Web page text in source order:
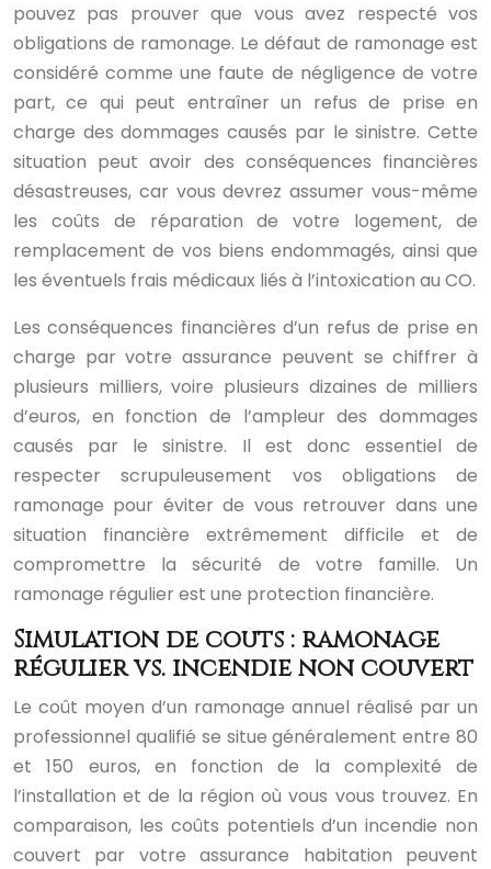
pouvez pas prouver que vous avez respecté vos
obligations de ramonage. Le défaut de ramonage est
considéré comme une faute de négligence de votre
part, ce qui peut entraîner un refus de prise en
charge des dommages causés par le sinistre. Cette
situation peut avoir des conséquences financières
désastreuses, car vous devrez assumer vous-même
les coûts de réparation de votre logement, de
remplacement de vos biens endommagés, ainsi que
les éventuels frais médicaux liés à l’intoxication au CO.
Les conséquences financières d’un refus de prise en
charge par votre assurance peuvent se chiffrer à
plusieurs milliers, voire plusieurs dizaines de milliers
d’euros, en fonction de l’ampleur des dommages
causés par le sinistre. Il est donc essentiel de
respecter scrupuleusement vos obligations de
ramonage pour éviter de vous retrouver dans une
situation financière extrêmement difficile et de
compromettre la sécurité de votre famille. Un
ramonage régulier est une protection financière.
Simulation de coûts : ramonage
régulier vs. incendie non couvert
Le coût moyen d’un ramonage annuel réalisé par un
professionnel qualifié se situe généralement entre 80
et 150 euros, en fonction de la complexité de
l’installation et de la région où vous vous trouvez. En
comparaison, les coûts potentiels d’un incendie non
couvert par votre assurance habitation peuvent